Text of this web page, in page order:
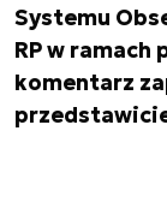
Systemu
RP w ramach
komentarz